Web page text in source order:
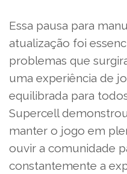
Essa pausa para
atualização foi
problemas que
uma experiência de
equilibrada para
Supercell
manter o jogo em
ouvir a comunidade
constantemente a